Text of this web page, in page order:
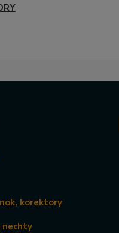
korektory